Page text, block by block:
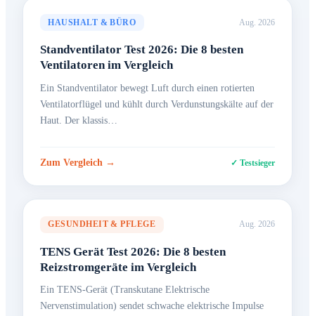
HAUSHALT & BÜRO Aug. 2026
Standventilator Test 2026: Die 8 besten
Ventilatoren im Vergleich
Ein Standventilator bewegt Luft durch einen rotierten
Ventilatorflügel und kühlt durch Verdunstungskälte auf der
Haut. Der klassis…
Zum Vergleich → ✓ Testsieger
GESUNDHEIT & PFLEGE Aug. 2026
TENS Gerät Test 2026: Die 8 besten
Reizstromgeräte im Vergleich
Ein TENS-Gerät (Transkutane Elektrische
Nervenstimulation) sendet schwache elektrische Impulse